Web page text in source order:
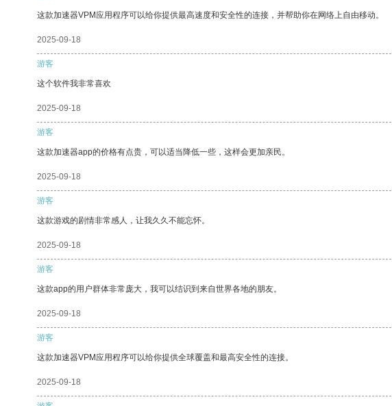
这款加速器VPM应用程序可以给你提供最高速度和安全性的连接，并帮助你在网络上自由移动。
2025-09-18
游客
这个软件我非常喜欢
2025-09-18
游客
这款加速器app的价格有点贵，可以适当降低一些，这样会更加亲民。
2025-09-18
游客
这款游戏的剧情非常感人，让我久久不能忘怀。
2025-09-18
游客
这款app的用户群体非常庞大，我可以结识到来自世界各地的朋友。
2025-09-18
游客
这款加速器VPM应用程序可以给你提供全球覆盖和最高安全性的连接。
2025-09-18